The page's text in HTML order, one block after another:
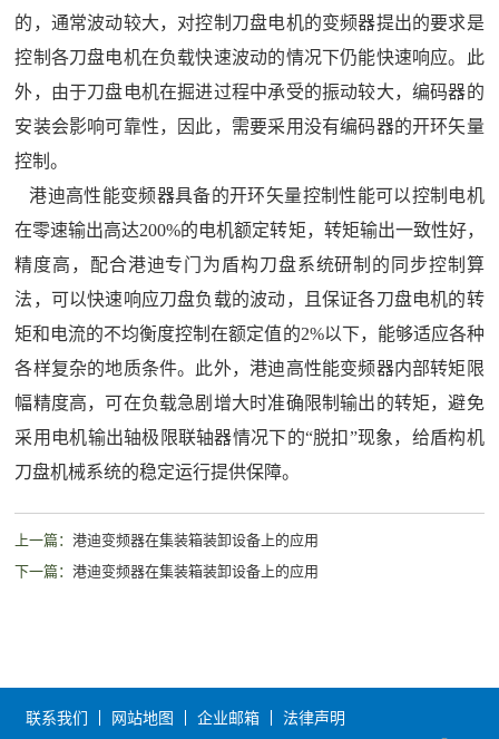
的，通常波动较大，对控制刀盘电机的变频器提出的要求是
控制各刀盘电机在负载快速波动的情况下仍能快速响应。此
外，由于刀盘电机在掘进过程中承受的振动较大，编码器的
安装会影响可靠性，因此，需要采用没有编码器的开环矢量
控制。
港迪高性能变频器具备的开环矢量控制性能可以控制电机
在零速输出高达200%的电机额定转矩，转矩输出一致性好，
精度高，配合港迪专门为盾构刀盘系统研制的同步控制算
法，可以快速响应刀盘负载的波动，且保证各刀盘电机的转
矩和电流的不均衡度控制在额定值的2%以下，能够适应各种
各样复杂的地质条件。此外，港迪高性能变频器内部转矩限
幅精度高，可在负载急剧增大时准确限制输出的转矩，避免
采用电机输出轴极限联轴器情况下的“脱扣”现象，给盾构机
刀盘机械系统的稳定运行提供保障。
上一篇：港迪变频器在集装箱装卸设备上的应用
下一篇：港迪变频器在集装箱装卸设备上的应用
联系我们 网站地图 企业邮箱 法律声明